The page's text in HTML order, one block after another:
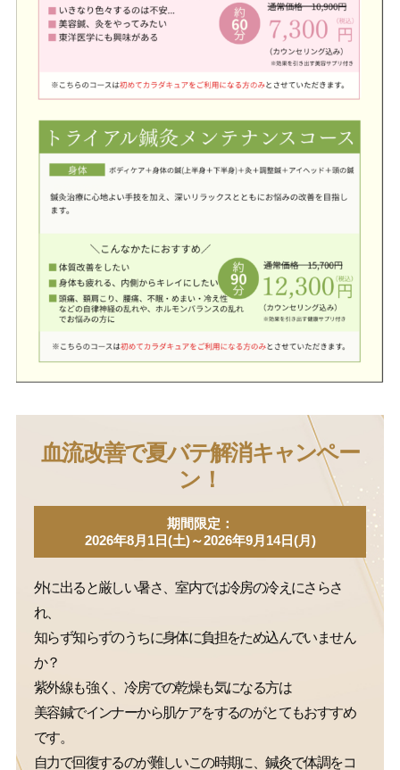
血流改善で夏バテ解消キャンペー
ン！
期間限定：
2026年8月1日(土)～2026年9月14日(月)
外に出ると厳しい暑さ、室内では冷房の冷えにさらさ
れ、
知らず知らずのうちに身体に負担をため込んでいません
か？
紫外線も強く、冷房での乾燥も気になる方は
美容鍼でインナーから肌ケアをするのがとてもおすすめ
です。
自力で回復するのが難しいこの時期に、鍼灸で体調をコ